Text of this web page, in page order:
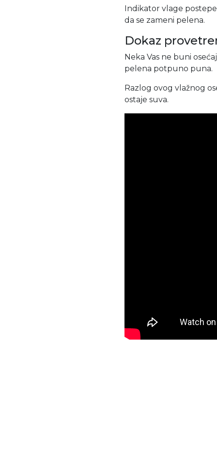
Indikator vlage
da se zameni pelena.
Dokaz
Neka Vas ne buni
pelena potpuno puna.
Razlog ovog vlažnog
ostaje suva.